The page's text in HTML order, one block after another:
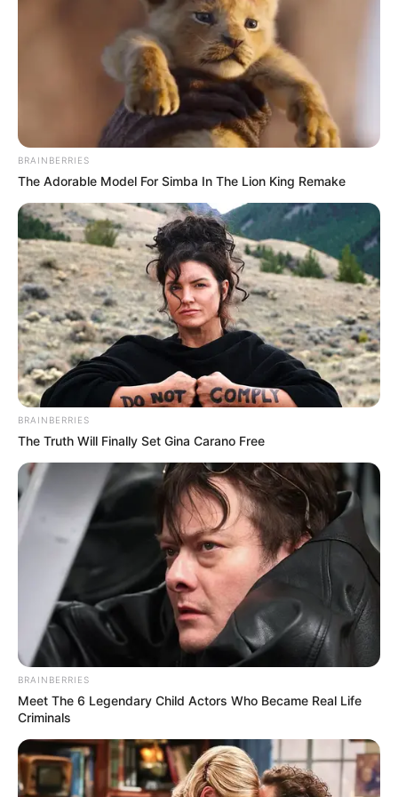
Κάθε πότε κληρώνει το τζόκερ, ποιες οι μέρες;
Πότε ανοίγουν οι εγγραφές για τα
Πανεπιστήμια 2026 – Ημερομηνίες για
πρωτοετείς
Ακολουθήστε το evianews.com στοGoogle
News
ΤΑ ΠΙΟ ΔΗΜΟΦΙΛΗ
BRAINBERRIES
The Adorable Model For Simba In The Lion King Remake
BRAINBERRIES
The Truth Will Finally Set Gina Carano Free
BRAINBERRIES
Meet The 6 Legendary Child Actors Who Became Real Life
Criminals